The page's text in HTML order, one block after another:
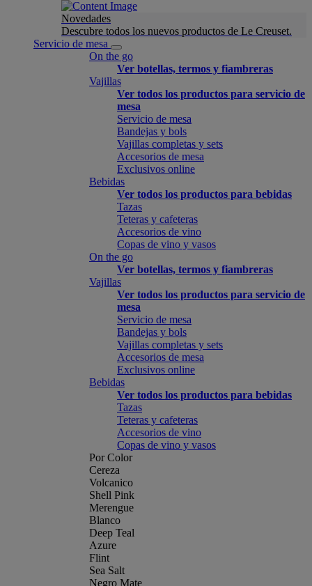
Novedades
Descubre todos los nuevos productos de Le Creuset.
Servicio de mesa
On the go
Ver botellas, termos y fiambreras
Vajillas
Ver todos los productos para servicio de
mesa
Servicio de mesa
Bandejas y bols
Vajillas completas y sets
Accesorios de mesa
Exclusivos online
Bebidas
Ver todos los productos para bebidas
Tazas
Teteras y cafeteras
Accesorios de vino
Copas de vino y vasos
On the go
Ver botellas, termos y fiambreras
Vajillas
Ver todos los productos para servicio de
mesa
Servicio de mesa
Bandejas y bols
Vajillas completas y sets
Accesorios de mesa
Exclusivos online
Bebidas
Ver todos los productos para bebidas
Tazas
Teteras y cafeteras
Accesorios de vino
Copas de vino y vasos
Por Color
Cereza
Volcanico
Shell Pink
Merengue
Blanco
Deep Teal
Azure
Flint
Sea Salt
Negro Mate